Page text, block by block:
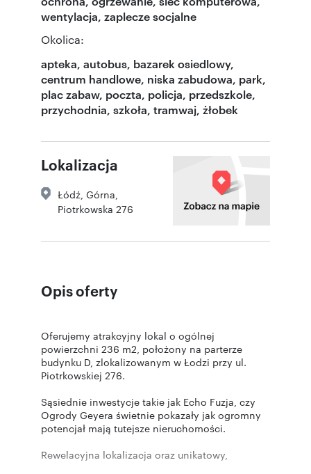
wentylacja, zaplecze socjalne
Okolica:
apteka, autobus, bazarek osiedlowy,
centrum handlowe, niska zabudowa, park,
plac zabaw, poczta, policja, przedszkole,
przychodnia, szkoła, tramwaj, żłobek
Lokalizacja
Łódź Górna
Piotrkowska 276
Opis oferty
Oferujemy atrakcyjny lokal o ogólnej
powierzchni 236 m2, położony na parterze
budynku D, zlokalizowanym w Łodzi przy ul.
Piotrkowskiej 276.
Sąsiednie inwestycje takie jak Echo Fuzja, czy
Ogrody Geyera świetnie pokazały jak ogromny
potencjał mają tutejsze nieruchomości.
Rewelacyjna lokalizacja oraz unikatowy,